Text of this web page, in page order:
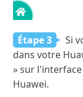
Étape 3
Si
dans votre
» sur
Huawei.